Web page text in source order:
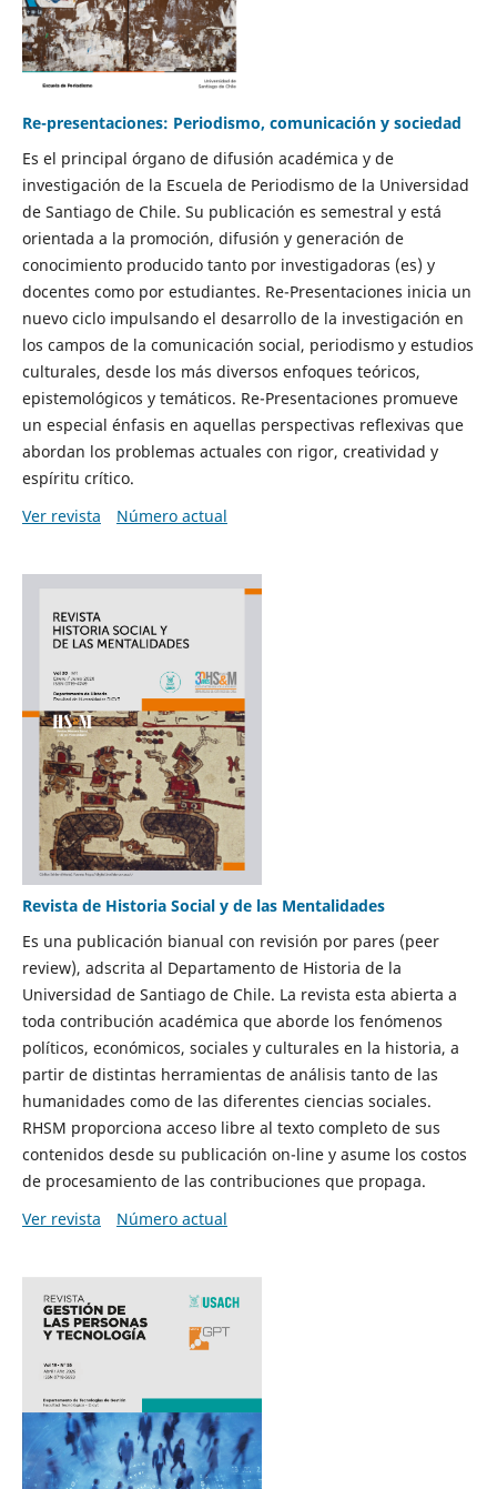
Re-presentaciones: Periodismo, comunicación y sociedad
Es el principal órgano de difusión académica y de
investigación de la Escuela de Periodismo de la Universidad
de Santiago de Chile. Su publicación es semestral y está
orientada a la promoción, difusión y generación de
conocimiento producido tanto por investigadoras (es) y
docentes como por estudiantes. Re-Presentaciones inicia un
nuevo ciclo impulsando el desarrollo de la investigación en
los campos de la comunicación social, periodismo y estudios
culturales, desde los más diversos enfoques teóricos,
epistemológicos y temáticos. Re-Presentaciones promueve
un especial énfasis en aquellas perspectivas reflexivas que
abordan los problemas actuales con rigor, creatividad y
espíritu crítico.
Ver revista
Número actual
Revista de Historia Social y de las Mentalidades
Es una publicación bianual con revisión por pares (peer
review), adscrita al Departamento de Historia de la
Universidad de Santiago de Chile. La revista esta abierta a
toda contribución académica que aborde los fenómenos
políticos, económicos, sociales y culturales en la historia, a
partir de distintas herramientas de análisis tanto de las
humanidades como de las diferentes ciencias sociales.
RHSM proporciona acceso libre al texto completo de sus
contenidos desde su publicación on-line y asume los costos
de procesamiento de las contribuciones que propaga.
Ver revista
Número actual